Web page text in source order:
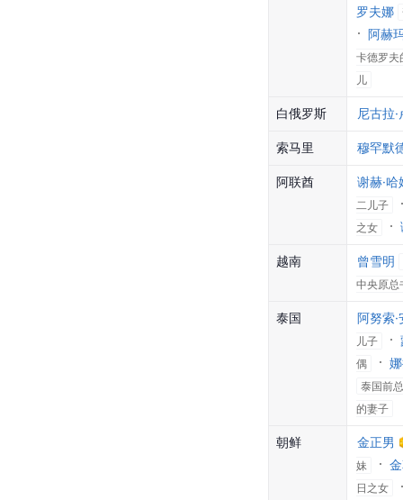
罗夫娜
阿赫
卡德罗夫
儿
白俄罗斯 尼古拉
索马里 穆罕默
阿联酋 谢赫·哈
二儿子
之女
越南 曾雪明
中央原总
泰国 阿努索
儿子
偶
泰国前
的妻子
朝鲜 金正男
妹
日之女